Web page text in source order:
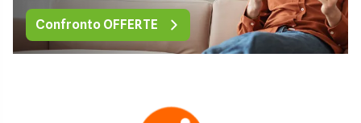
Confronto OFFERTE